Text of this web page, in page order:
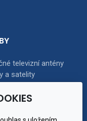
televizní antény
a satelity
systémy